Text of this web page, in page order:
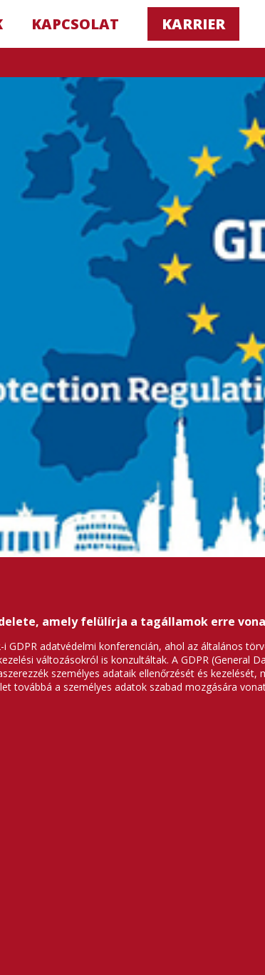
KAPCSOLAT KARRIER
amely felülírja a tagállamok erre
GDPR adatvédelmi konferencián, ahol az általános
változásokról is konzultáltak. A GDPR (General
személyes adataik ellenőrzését és
továbbá a személyes adatok szabad mozgására